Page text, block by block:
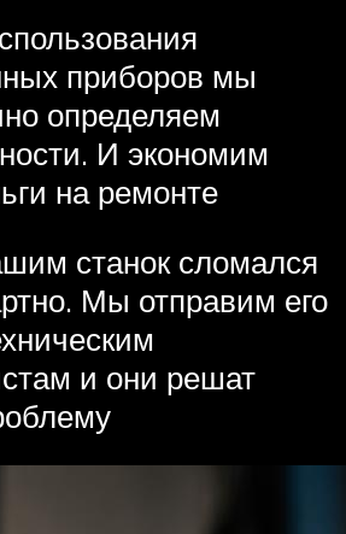
приборов мы
определяем
И экономим
на ремонте
станок сломался
Мы отправим его
и они решат